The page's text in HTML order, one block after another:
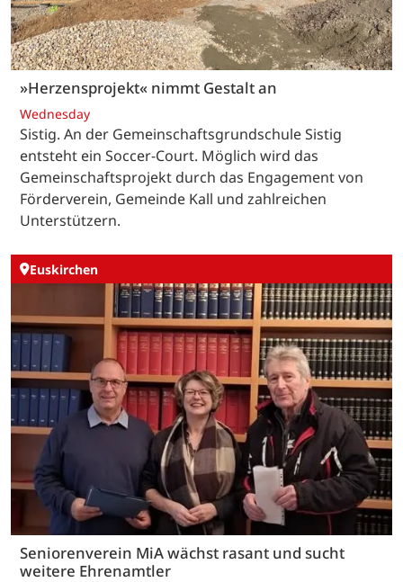
»Herzensprojekt« nimmt Gestalt an
Wednesday
Sistig. An der Gemeinschaftsgrundschule Sistig
entsteht ein Soccer-Court. Möglich wird das
Gemeinschaftsprojekt durch das Engagement von
Förderverein, Gemeinde Kall und zahlreichen
Unterstützern.
Euskirchen
Seniorenverein MiA wächst rasant und sucht
weitere Ehrenamtler